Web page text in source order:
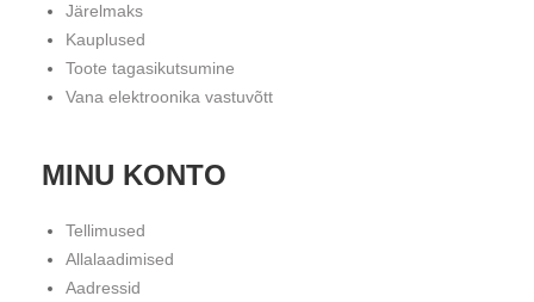
Järelmaks
Kauplused
Toote tagasikutsumine
Vana elektroonika vastuvõtt
MINU KONTO
Tellimused
Allalaadimised
Aadressid